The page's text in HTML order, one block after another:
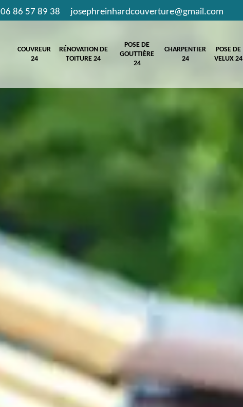
06 86 57 89 38 josephreinhardcouverture@gmail.com
COUVREUR
24
RÉNOVATION DE
TOITURE 24
POSE DE
GOUTTIÈRE
24
CHARPENTIER
24
POSE DE
VELUX 24